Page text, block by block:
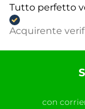
Tutto perfetto
Acquirente
con